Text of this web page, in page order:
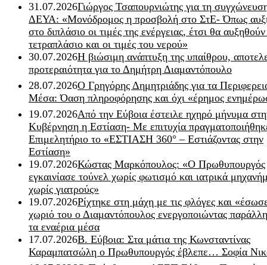
31.07.2026Γιώργος Τσαπουρνιώτης για τη
ΔΕΥΑ: «Μονόδρομος η προσβολή στο ΣτΕ- Όπως
στο διπλάσιο οι τιμές της ενέργειας, έτσι θα
τετραπλάσιο και οι τιμές του νερού»
30.07.2026Η βιώσιμη ανάπτυξη της υπαίθρου,
προτεραιότητα για το Δημήτρη Διαμαντόπουλο
28.07.2026Ο Γρηγόρης Δημητριάδης για τα
Μέσα: Όαση πληροφόρησης και όχι «έρημος
19.07.2026Από την Εύβοια έστειλε ηχηρό μήνυμα
Κυβέρνηση η Εστίαση- Με επιτυχία
Επιμελητήριο το «ΕΣΤΙΑΣΗ 360° – Εστιάζοντας στην
Εστίαση»
19.07.2026Κώστας Μαρκόπουλος: «Ο Πρωθυπουργός
εγκαινίασε τούνελ χωρίς φωτισμό και ιατρικά
χωρίς γιατρούς»
19.07.2026Ρίχτηκε στη μάχη με τις φλόγες και
χωριό του ο Διαμαντόπουλος ενεργοποιώντας
τα εναέρια μέσα
17.07.2026Β. Εύβοια: Στα μάτια της Κωνσταντίνας
Καραμπατσώλη ο Πρωθυπουργός έβλεπε… Σοφία